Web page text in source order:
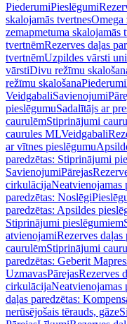
PiederumiPieslēgumi
skalojamās tvertnesOmega
zemapmetuma skalojamās
tvertnēmRezerves daļas
tvertnēmUzpildes vārsti
vārstiDivu režīmu
režīmu skalošanaPiederumi
VeidgabaliSavienojumi
pieslēgumuSadalītājs ar
caurulēmStiprinājumi
caurules MLVeidgabali
ar vītnes pieslēgumu
paredzētas: Stiprinājumi
SavienojumiPārejas
cirkulācijaNeatvienojamas
paredzētas: Noslēgi
paredzētas: Apsildes
Stiprinājumi pieslēgumiem
atvienojamiRezerves
caurulēmStiprinājumi
paredzētas: Geberit
UzmavasPārejasRezerves
cirkulācijaNeatvienojamas
daļas paredzētas:
nerūsējošais tērauds, gāze